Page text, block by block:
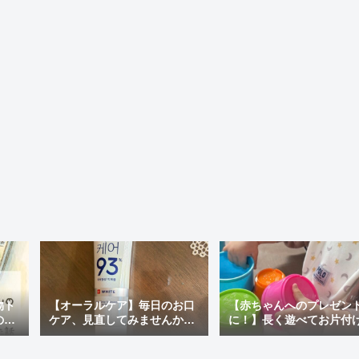
ト
最
い
【オーラルケア】毎日のお口
ケア、見直してみませんか？
おすすめの市販歯磨き粉＆韓
【赤ちゃんへのプレゼン
に！】長く遊べてお片付
ラクチン♪「アンパンマ